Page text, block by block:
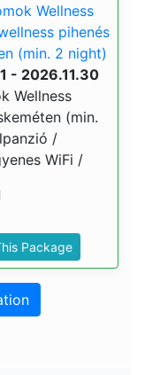
Wellness
pihenés
(min. 2 night)
- 2026.11.30
Wellness
(min.
/
WiFi /
Package